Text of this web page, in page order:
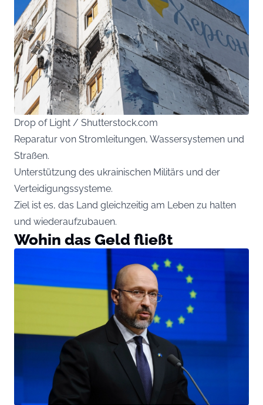
Drop of Light / Shutterstock.com
Reparatur von Stromleitungen, Wassersystemen und
Straßen.
Unterstützung des ukrainischen Militärs und der
Verteidigungssysteme.
Ziel ist es, das Land gleichzeitig am Leben zu halten
und wiederaufzubauen.
Wohin das Geld fließt